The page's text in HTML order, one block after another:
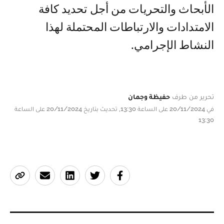
الأبحاث والتحريات من أجل تحديد كافة
الامتدادات والارتباطات المحتملة لهذا
النشاط الإجرامي.
تحرير من طرف حفيظة وجمان
في 20/11/2024 على الساعة 13:30, تحديث بتاريخ 20/11/2024 على الساعة
13:30